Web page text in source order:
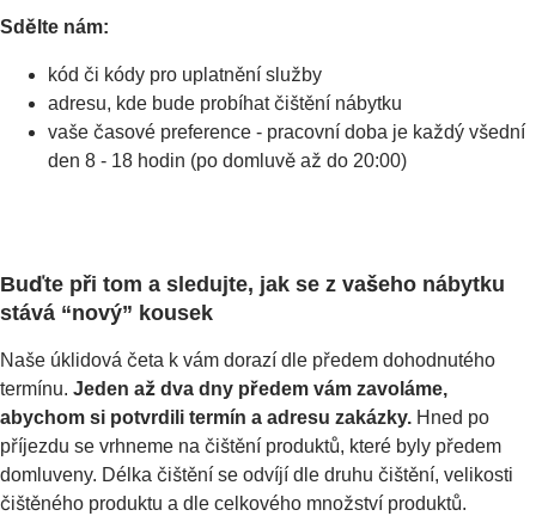
Sdělte nám:
kód či kódy pro uplatnění služby
adresu, kde bude probíhat čištění nábytku
vaše časové preference - pracovní doba je každý všední
den 8 - 18 hodin (po domluvě až do 20:00)
Buďte při tom a sledujte, jak se z vašeho nábytku
stává “nový” kousek
Naše úklidová četa k vám dorazí dle předem dohodnutého
termínu. Jeden až dva dny předem vám zavoláme,
abychom si potvrdili termín a adresu zakázky. Hned po
příjezdu se vrhneme na čištění produktů, které byly předem
domluveny. Délka čištění se odvíjí dle druhu čištění, velikosti
čištěného produktu a dle celkového množství produktů.